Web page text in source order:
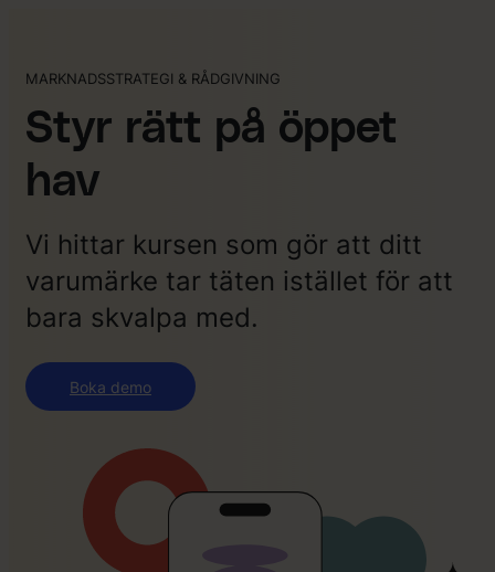
MARKNADSSTRATEGI & RÅDGIVNING
Styr rätt på öppet
hav
Vi hittar kursen som gör att ditt
varumärke tar täten istället för att
bara skvalpa med.
Boka demo